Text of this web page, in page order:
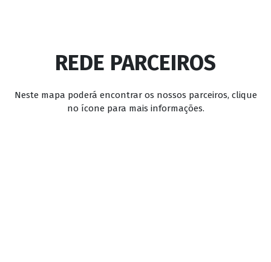
REDE PARCEIROS
Neste mapa poderá encontrar os nossos parceiros, clique
no ícone para mais informações.